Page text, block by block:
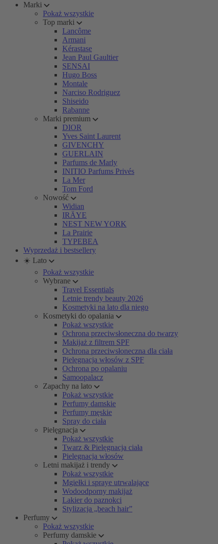
Marki
Pokaż wszystkie
Top marki
Lancôme
Armani
Kérastase
Jean Paul Gaultier
SENSAI
Hugo Boss
Montale
Narciso Rodriguez
Shiseido
Rabanne
Marki premium
DIOR
Yves Saint Laurent
GIVENCHY
GUERLAIN
Parfums de Marly
INITIO Parfums Privés
La Mer
Tom Ford
Nowość
Widian
IRÄYE
NEST NEW YORK
La Prairie
TYPEBEA
Wyprzedaż i bestsellery
☀️ Lato
Pokaż wszystkie
Wybrane
Travel Essentials
Letnie trendy beauty 2026
Kosmetyki na lato dla niego
Kosmetyki do opalania
Pokaż wszystkie
Ochrona przeciwsłoneczna do twarzy
Makijaż z filtrem SPF
Ochrona przeciwsłoneczna dla ciała
Pielęgnacja włosów z SPF
Ochrona po opalaniu
Samoopalacz
Zapachy na lato
Pokaż wszystkie
Perfumy damskie
Perfumy męskie
Spray do ciała
Pielęgnacja
Pokaż wszystkie
Twarz & Pielęgnacja ciała
Pielęgnacja włosów
Letni makijaż i trendy
Pokaż wszystkie
Mgiełki i spraye utrwalające
Wodoodporny makijaż
Lakier do paznokci
Stylizacja „beach hair”
Perfumy
Pokaż wszystkie
Perfumy damskie